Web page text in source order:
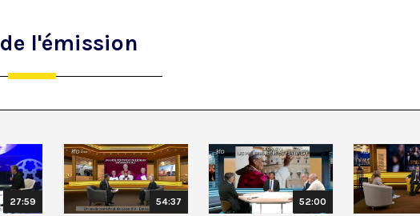
de l'émission
27:59 54:37 52:00